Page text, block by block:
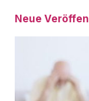
Neue